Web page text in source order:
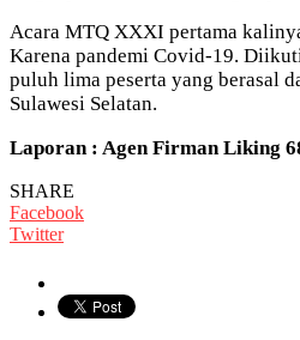
Acara MTQ XXXI pertama
Karena pandemi Covid-19.
puluh lima peserta yang berasal
Sulawesi Selatan.
Laporan : Agen Firman Liking
SHARE
Facebook
Twitter